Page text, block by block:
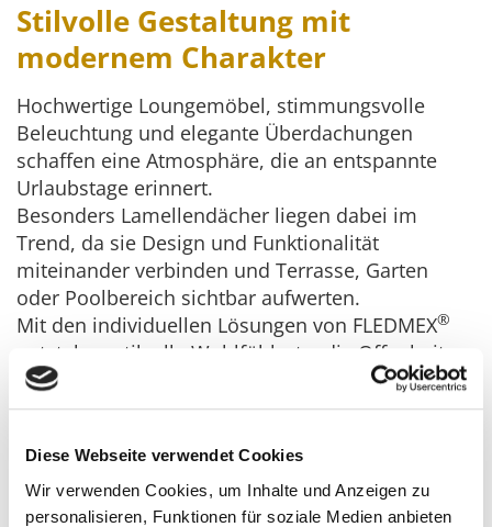
Diese Webseite verwendet Cookies
Wir verwenden Cookies, um Inhalte und Anzeigen zu
personalisieren, Funktionen für soziale Medien anbieten
Stilvolle Gestaltung mit
modernem Charakter
Hochwertige Loungemöbel, stimmungsvolle
Beleuchtung und elegante Überdachungen
schaffen eine Atmosphäre, die an entspannte
Urlaubstage erinnert.
Besonders Lamellendächer liegen dabei im
Trend, da sie Design und Funktionalität
miteinander verbinden und Terrasse, Garten
oder Poolbereich sichtbar aufwerten.
Mit den individuellen Lösungen von FLEDMEX®
entstehen stilvolle Wohlfühlorte, die Offenheit,
Komfort und zeitlose Eleganz perfekt
kombinieren.
Moderne Technik elegant
integriert